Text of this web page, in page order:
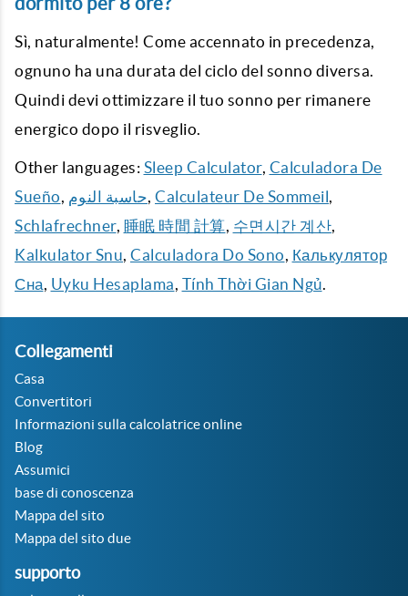
Sì, naturalmente! Come accennato in precedenza,
ognuno ha una durata del ciclo del sonno diversa.
Quindi devi ottimizzare il tuo sonno per rimanere
energico dopo il risveglio.
Other languages: Sleep Calculator, Calculadora De
Sueño, حاسبة النوم, Calculateur De Sommeil,
Schlafrechner, 睡眠 時間 計算, 수면시간 계산,
Kalkulator Snu, Calculadora Do Sono, Калькулятор
Сна, Uyku Hesaplama, Tính Thời Gian Ngủ.
Collegamenti
Casa
Convertitori
Informazioni sulla calcolatrice online
Blog
Assumici
base di conoscenza
Mappa del sito
Mappa del sito due
supporto